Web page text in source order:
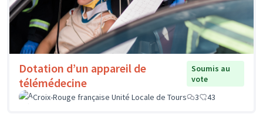
Dotation d’un appareil de
télémédecine
Soumis au
vote
Croix-Rouge française Unité Locale de Tours
3 43